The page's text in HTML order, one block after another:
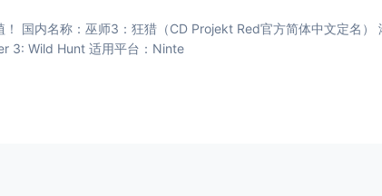
国内名称：巫师3：狂猎（CD Projekt Red官方简体中文定名）
3: Wild Hunt 适用平台：Ninte